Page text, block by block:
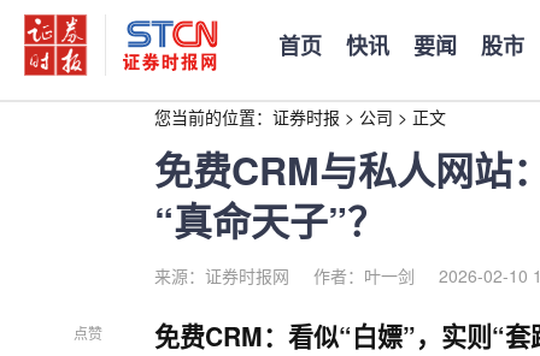
首页 快讯 要闻 股市
您当前的位置： 证券时报 > 公司 > 正文
免费CRM与私人网站
“真命天子”？
来源：证券时报网 作者：叶一剑 2026-02-10
点赞 免费CRM：看似“白嫖”，实则“套